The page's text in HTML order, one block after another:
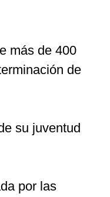
más de 400
de
su juventud
por las